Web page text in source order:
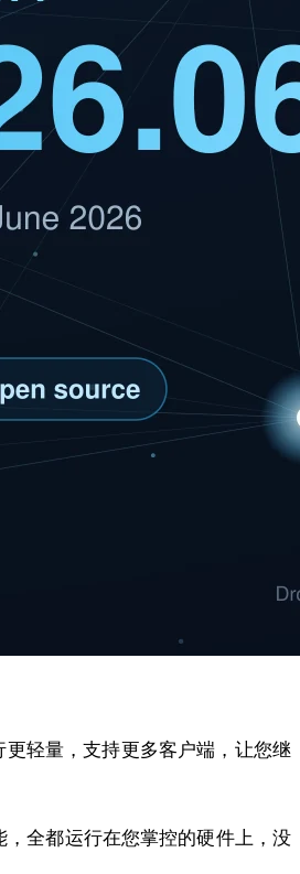
轻量，支持更多客户端，让您继
全都运行在您掌控的硬件上，没